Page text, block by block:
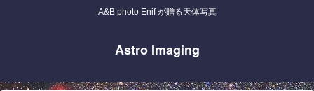
A&B photo Enif が贈る天体写真
Astro Imaging